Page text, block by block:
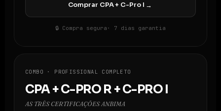
Comprar CPA + C-Pro I →
🔒 Compra segura · 7 dias garantia
COMBO · PROFISSIONAL COMPLETO
CPA + C-PRO R + C-PRO I
AS TRÊS CERTIFICAÇÕES ANBIMA